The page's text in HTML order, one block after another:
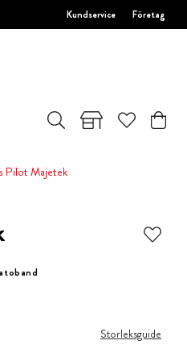
Kundservice Företag
Pilot Majetek
Storleksguide